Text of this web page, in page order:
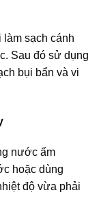
làm sạch cánh
Sau đó sử dụng
bụi bẩn và vi
nước ấm
hoặc dùng
độ vừa phải